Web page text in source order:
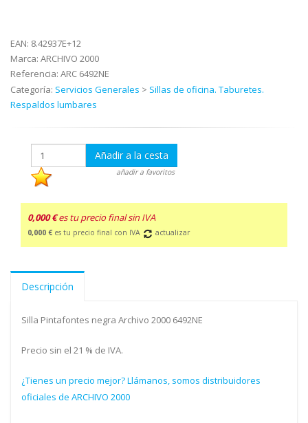
EAN: 8.42937E+12
Marca: ARCHIVO 2000
Referencia: ARC 6492NE
Categoría: Servicios Generales > Sillas de oficina. Taburetes.
Respaldos lumbares
Añadir a la cesta
añadir a favoritos
0,000 € es tu precio final sin IVA
0,000 € es tu precio final con IVA actualizar
Descripción
Silla Pintafontes negra Archivo 2000 6492NE
Precio sin el 21 % de IVA.
¿Tienes un precio mejor? Llámanos, somos distribuidores
oficiales de ARCHIVO 2000